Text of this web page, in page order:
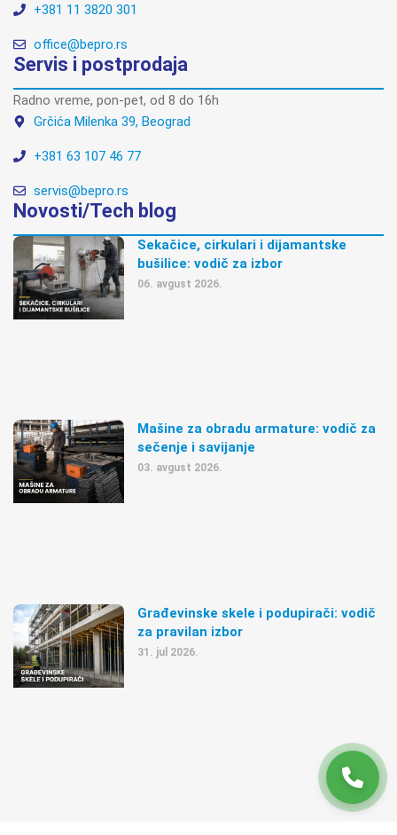
+381 11 3820 301
office@bepro.rs
Servis i postprodaja
Radno vreme, pon-pet, od 8 do 16h
Grčića Milenka 39, Beograd
+381 63 107 46 77
servis@bepro.rs
Novosti/Tech blog
Sekačice, cirkulari i dijamantske
bušilice: vodič za izbor
06. avgust 2026.
Mašine za obradu armature: vodič za
sečenje i savijanje
03. avgust 2026.
Građevinske skele i podupirači: vodič
za pravilan izbor
31. jul 2026.